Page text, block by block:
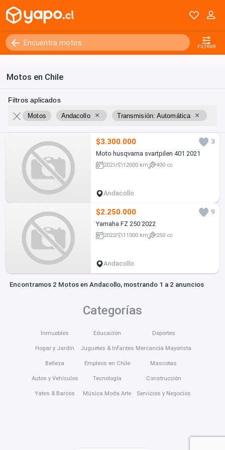
FILTRAR
Motos en Chile
Filtros aplicados
Motos Andacollo × Transmisión: Automática ×
$3.300.000
3
Moto husqvarna svartpilen 401 2021
2021 12000 km 400 cc
Andacollo
$2.250.000
9
Yamaha FZ 250 2022
2022 11000 km 250 cc
Andacollo
Encontramos 2 Motos en Andacollo, mostrando 1 a 2 anuncios
Categorías
Inmuebles
Hogar y Jardín
Belleza
Autos y Vehículos
Yates & Barcos
Educación
Juguetes & Infantes
Empleos en Chile
Tecnología
Música Moda Arte
Deportes
Mercancía Mayorista
Mascotas
Construcción
Servicios y Negocios